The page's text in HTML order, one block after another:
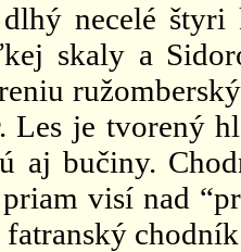
necelé štyri
skaly a
Les je tvorený
aj bučiny.
visí nad